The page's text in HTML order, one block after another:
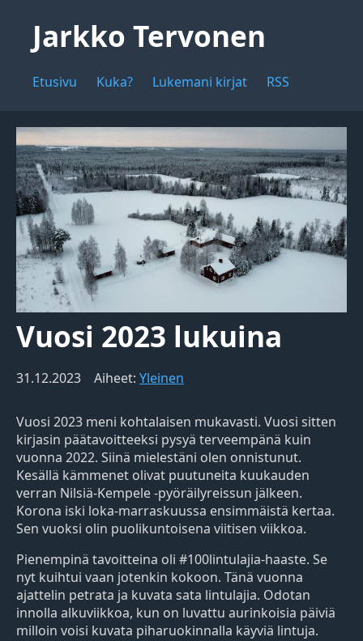
Jarkko Tervonen
Etusivu Kuka? Lukemani kirjat RSS
Vuosi 2023 lukuina
31.12.2023 Aiheet: Yleinen
Vuosi 2023 meni kohtalaisen mukavasti. Vuosi sitten
kirjasin päätavoitteeksi pysyä terveempänä kuin
vuonna 2022. Siinä mielestäni olen onnistunut.
Kesällä kämmenet olivat puutuneita kuukauden
verran Nilsiä-Kempele -pyöräilyreissun jälkeen.
Korona iski loka-marraskuussa ensimmäistä kertaa.
Sen vuoksi olin puolikuntoisena viitisen viikkoa.
Pienempinä tavoitteina oli #100lintulajia-haaste. Se
nyt kuihtui vaan jotenkin kokoon. Tänä vuonna
ajattelin petrata ja kuvata sata lintulajia. Odotan
innolla alkuviikkoa, kun on luvattu aurinkoisia päiviä
milloin voisi kuvata piharuokinnalla käyviä lintuja.